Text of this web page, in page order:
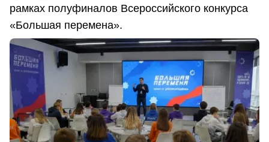
рамках полуфиналов Всероссийского конкурса
«Большая перемена».